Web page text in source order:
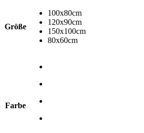
Größe
100x80cm
120x90cm
150x100cm
80x60cm
Farbe